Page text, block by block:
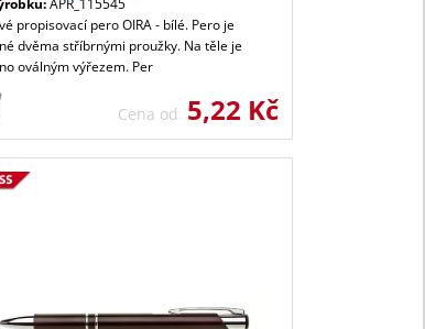
APR_115545
propisovací pero OIRA - bílé. Pero je
dvěma stříbrnými proužky. Na těle je
oválným výřezem. Per
Cena od 5,22 Kč